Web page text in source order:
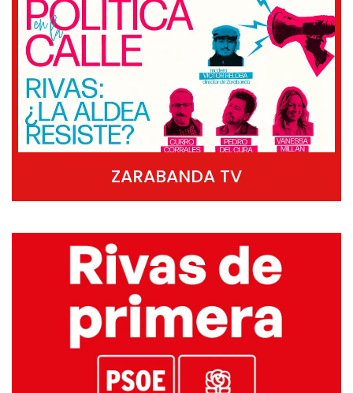
ZARABANDA TV